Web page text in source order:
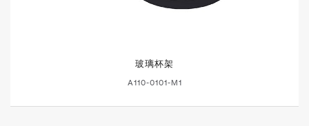
玻璃杯架
A110-0101-M1